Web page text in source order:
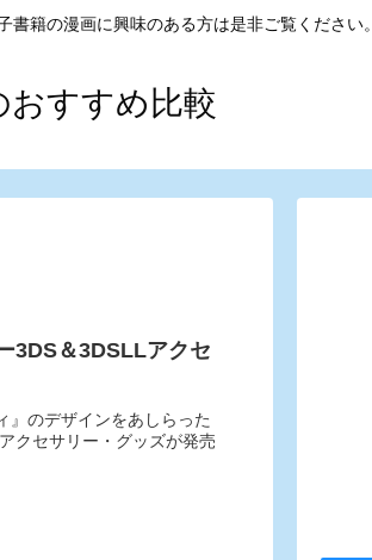
籍の漫画に興味のある方は是非ご覧ください。
おすすめ比較
3DS＆3DSLLアクセ
』のデザインをあしらった
クセサリー・グッズが発売